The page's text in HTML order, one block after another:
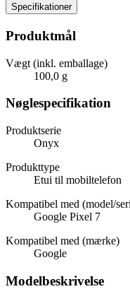
Specifikationer
Produktmål
Vægt (inkl. emballage)
100,0 g
Nøglespecifikation
Produktserie
Onyx
Produkttype
Etui til mobiltelefon
Kompatibel med (model/
Google Pixel 7
Kompatibel med (mærke)
Google
Modelbeskrivelse